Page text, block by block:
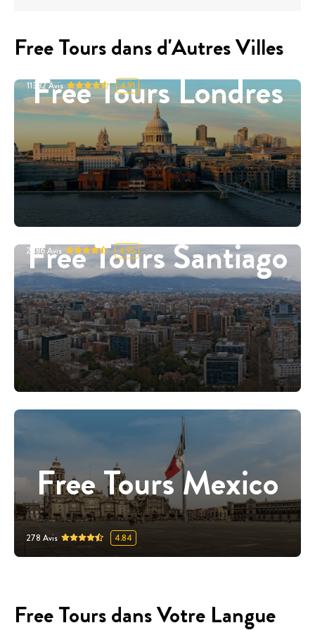
Free Tours dans d'Autres Villes
Free Tours Londres
11332Avis 4.91
Free Tours Santiago
2886Avis 4.95
Free Tours Mexico
278 Avis 4.84
Free Tours dans Votre Langue